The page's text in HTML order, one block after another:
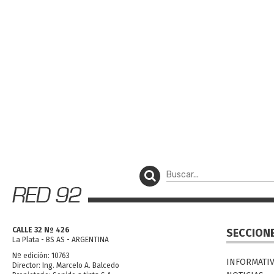
CALLE 32 Nº 426
La Plata - BS AS - ARGENTINA
Nº edición: 10763
Director: Ing. Marcelo A. Balcedo